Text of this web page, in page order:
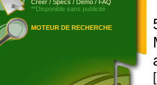
Créer / Specs / Démo / FAQ
**Disponible sans publicité
MOTEUR DE RECHERCHE